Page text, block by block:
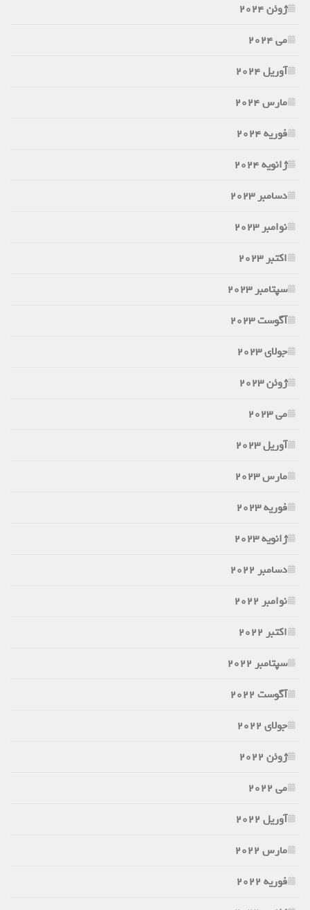
ژوئن 2024
می 2024
آوریل 2024
مارس 2024
فوریه 2024
ژانویه 2024
دسامبر 2023
نوامبر 2023
اکتبر 2023
سپتامبر 2023
آگوست 2023
جولای 2023
ژوئن 2023
می 2023
آوریل 2023
مارس 2023
فوریه 2023
ژانویه 2023
دسامبر 2022
نوامبر 2022
اکتبر 2022
سپتامبر 2022
آگوست 2022
جولای 2022
ژوئن 2022
می 2022
آوریل 2022
مارس 2022
فوریه 2022